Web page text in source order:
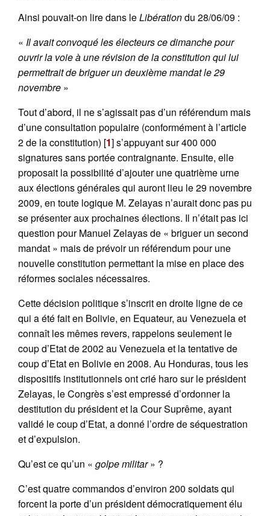
Ainsi pouvait-on lire dans leLibérationdu 28/06/09 :
« Il avait convoqué les électeurs ce dimanche pour
ouvrir la voie à une révision de la constitution qui lui
permettrait de briguer un deuxième mandat le 29
novembre »
Tout d’abord, il ne s’agissait pas d’un référendum mais
d’une consultation populaire (conformément à l’article
2 de la constitution) [1]s’appuyant sur 400 000
signatures sans portée contraignante. Ensuite, elle
proposait la possibilité d’ajouter une quatrième urne
aux élections générales qui auront lieu le 29 novembre
2009, en toute logique M. Zelayas n’aurait donc pas pu
se présenter aux prochaines élections. Il n’était pas ici
question pour Manuel Zelayas de « briguer un second
mandat » mais de prévoir un référendum pour une
nouvelle constitution permettant la mise en place des
réformes sociales nécessaires.
Cette décision politique s’inscrit en droite ligne de ce
qui a été fait en Bolivie, en Equateur, au Venezuela et
connaît les mêmes revers, rappelons seulement le
coup d’Etat de 2002 au Venezuela et la tentative de
coup d’Etat en Bolivie en 2008. Au Honduras, tous les
dispositifs institutionnels ont crié haro sur le président
Zelayas, le Congrès s’est empressé d’ordonner la
destitution du président et la Cour Suprême, ayant
validé le coup d’Etat, a donné l’ordre de séquestration
et d’expulsion.
Qu’est ce qu’un « golpe militar» ?
C’est quatre commandos d’environ 200 soldats qui
forcent la porte d’un président démocratiquement élu